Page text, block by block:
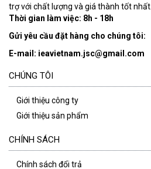
trợ với chất lượng và giá thành tốt nhất.
Thời gian làm việc: 8h - 18h
Gửi yêu cầu đặt hàng cho chúng tôi:
E-mail: ieavietnam.jsc@gmail.com
CHÚNG TÔI
Giới thiệu công ty
Giới thiệu sản phẩm
CHÍNH SÁCH
Chính sách đổi trả